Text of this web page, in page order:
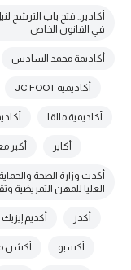
أكادير.. فتح باب الترشح
في القانون الخاص
أكاديمة محمد السادس
أكاديمية JC FOOT
أكاديمية مالقا
أكاير أكبر
أكدت وزارة الصحة
العليا للمهن التمريضية
أكدز أكديم إيزيك
أكسبو أكشن